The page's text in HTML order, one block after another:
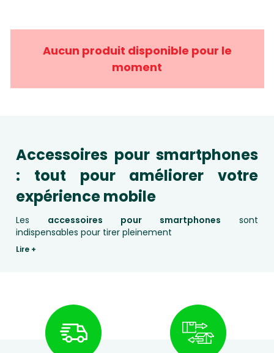
Aucun produit disponible pour le
moment
Accessoires pour smartphones
: tout pour améliorer votre
expérience mobile
Les accessoires pour smartphones sont
indispensables pour tirer pleinement
Lire +